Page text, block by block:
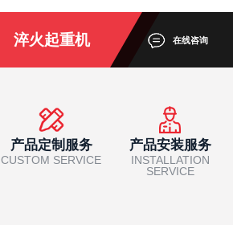
淬火起重机 在线咨询
产品定制服务
CUSTOM SERVICE
产品安装服务
INSTALLATION
SERVICE